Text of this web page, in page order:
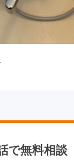
で無料相談